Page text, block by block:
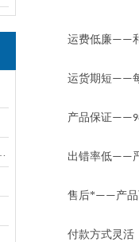
运费低廉——
运货期短——
产品保证
出错率低——
售后*——产
付款方式灵活